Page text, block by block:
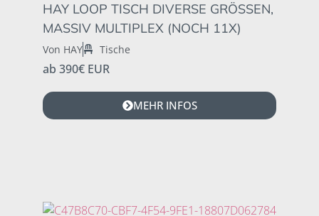
HAY LOOP TISCH DIVERSE GRÖSSEN, M
ASSIV MULTIPLEX (NOCH 11X)
Von HAY Tische
ab 390€ EUR
MEHR INFOS